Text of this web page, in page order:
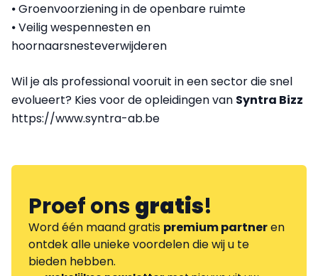
⦁ Groenvoorziening in de openbare ruimte
⦁ Veilig wespennesten en
hoornaarsnesteverwijderen
Wil je als professional vooruit in een sector die snel
evolueert? Kies voor de opleidingen van Syntra Bizz
https://www.syntra-ab.be
Proef onsgratis!
Word één maand gratis premium partneren
ontdek alle unieke voordelen die wij u te
bieden hebben.